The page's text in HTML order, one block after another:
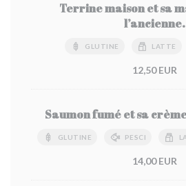
Terrine maison et sa
l’ancienne.
GLUTINE LATTE
12,50 EUR
Saumon fumé et sa
GLUTINE PESCI
14,00 EUR